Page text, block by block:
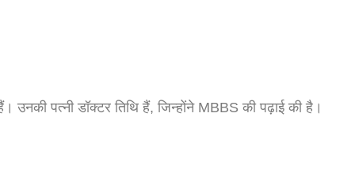
पत्नी डॉक्टर तिथि हैं, जिन्होंने MBBS की पढ़ाई की है।